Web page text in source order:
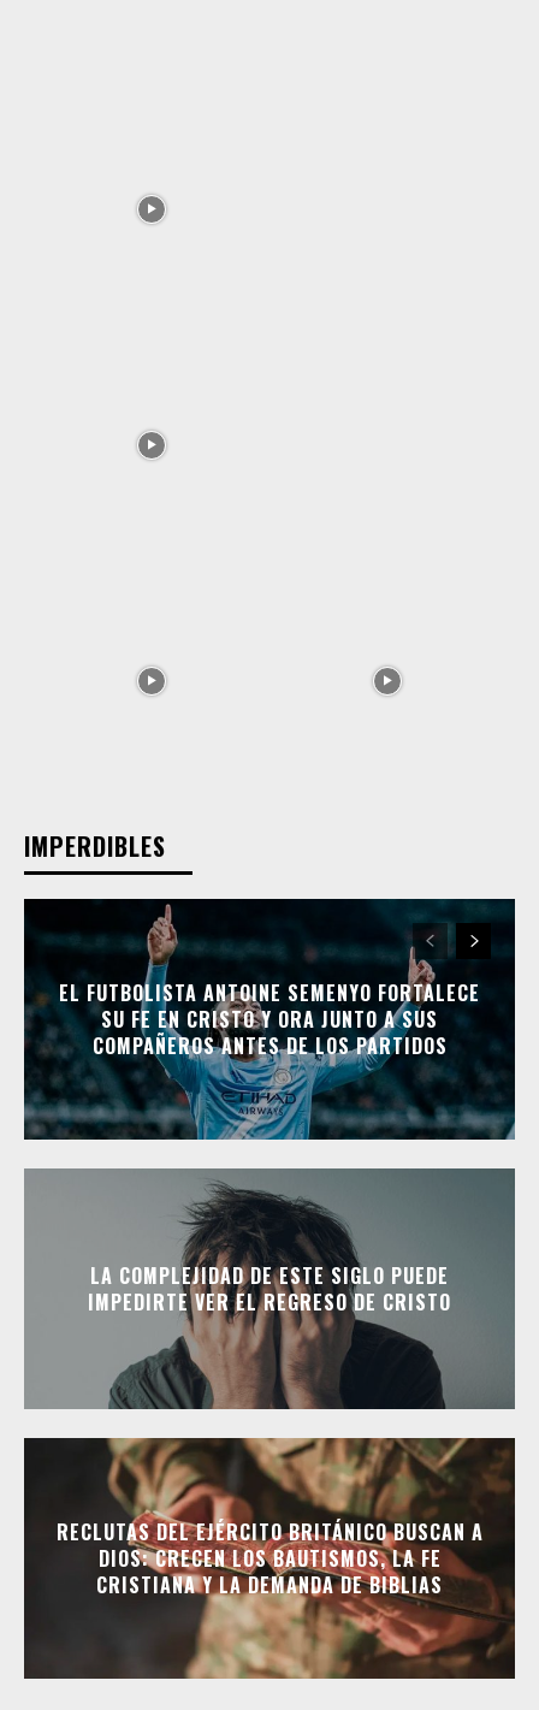
IMPERDIBLES
EL FUTBOLISTA ANTOINE SEMENYO FORTALECE
SU FE EN CRISTO Y ORA JUNTO A SUS
COMPAÑEROS ANTES DE LOS PARTIDOS
LA COMPLEJIDAD DE ESTE SIGLO PUEDE
IMPEDIRTE VER EL REGRESO DE CRISTO
RECLUTAS DEL EJÉRCITO BRITÁNICO BUSCAN A
DIOS: CRECEN LOS BAUTISMOS, LA FE
CRISTIANA Y LA DEMANDA DE BIBLIAS